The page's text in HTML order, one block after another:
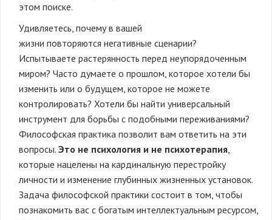
этом поиске.
Удивляетесь, почемув вашей
жизни повторяются негативные сценарии?
Испытываете растерянность перед неупорядоченным
миром? Часто думаете о прошлом, которое хотели бы
изменить или о будущем, которое не можете
контролировать? Хотели бы найти универсальный
инструмент для борьбы с подобными переживаниями?
Философская практика позволит вам ответить на эти
вопросы. Это не психология и не психотерапия,
которые нацелены на кардинальную перестройку
личности и изменение глубинных жизненных установок.
Задача философской практики состоит в том, чтобы
познакомить вас с богатым интеллектуальным ресурсом,